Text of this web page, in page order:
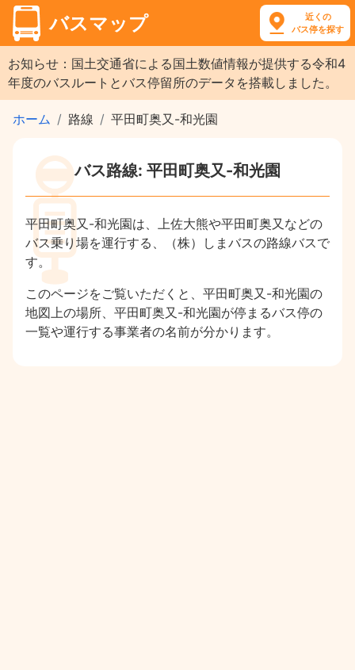
バスマップ
近くの
バス停を探す
お知らせ：国土交通省による国土数値情報が提供する令和4
年度のバスルートとバス停留所のデータを搭載しました。
ホーム 路線 平田町奥又-和光園
バス路線: 平田町奥又-和光園
平田町奥又-和光園は、上佐大熊や平田町奥又などの
バス乗り場を運行する、（株）しまバスの路線バスで
す。
このページをご覧いただくと、平田町奥又-和光園の
地図上の場所、平田町奥又-和光園が停まるバス停の
一覧や運行する事業者の名前が分かります。